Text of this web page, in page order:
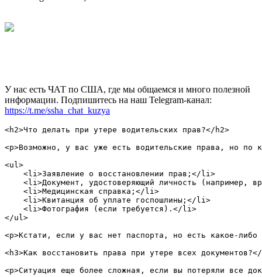
У нас есть ЧАТ по США, где мы общаемся и много полезной
информации. Подпишитесь на наш Telegram-канал:
https://t.me/ssha_chat_kuzya
<h2>Что делать при утере водительских прав?</h2>
<p>Возможно, у вас уже есть водительские права, но по
<ul>
    <li>Заявление о восстановлении прав;</li>
<li>Документ, удостоверяющий личность (например,
    <li>Медицинская справка;</li>
    <li>Квитанция об уплате госпошлины;</li>
    <li>Фотография (если требуется).</li>
</ul>
<p>Кстати, если у вас нет паспорта, но есть какое-либо
<h3>Как восстановить права при утере всех
<p>Ситуация еще более сложная, если вы потеряли все